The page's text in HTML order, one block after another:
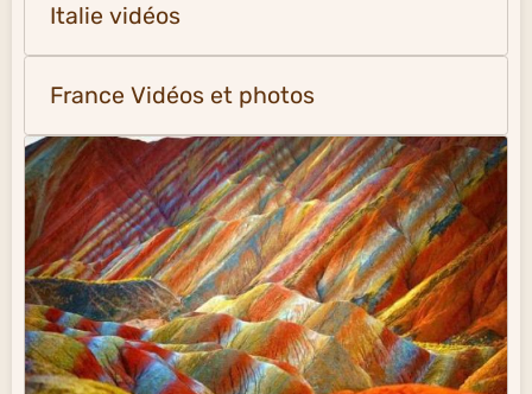
Italie vidéos
France Vidéos et photos